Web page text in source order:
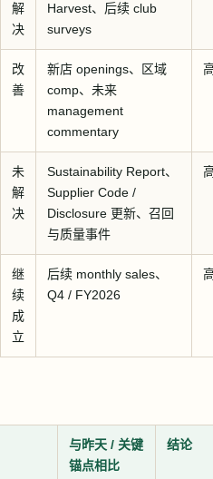
解
决
Harvest、后续 club
surveys
改
善
新店 openings、区域
comp、未来
management
commentary
未
解
决
Sustainability Report、
Supplier Code /
Disclosure 更新、召回
与质量事件
继
续
成
立
后续 monthly sales、
Q4 / FY2026
与昨天 / 关键
锚点相比
结论